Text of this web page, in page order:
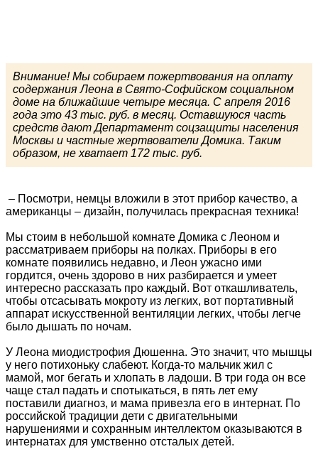
Внимание! Мы собираем пожертвования на оплату
содержания Леона в Свято-Софийском социальном
доме на ближайшие четыре месяца. С апреля 2016
года это 43 тыс. руб. в месяц. Оставшуюся часть
средств дают Департамент соцзащиты населения
Москвы и частные жертвователи Домика. Таким
образом, не хватает 172 тыс. руб.
– Посмотри, немцы вложили в этот прибор качество, а
американцы – дизайн, получилась прекрасная техника!
Мы стоим в небольшой комнате Домика с Леоном и
рассматриваем приборы на полках. Приборы в его
комнате появились недавно, и Леон ужасно ими
гордится, очень здорово в них разбирается и умеет
интересно рассказать про каждый. Вот откашливатель,
чтобы отсасывать мокроту из легких, вот портативный
аппарат искусственной вентиляции легких, чтобы легче
было дышать по ночам.
У Леона миодистрофия Дюшенна. Это значит, что мышцы
у него потихоньку слабеют. Когда-то мальчик жил с
мамой, мог бегать и хлопать в ладоши. В три года он все
чаще стал падать и спотыкаться, в пять лет ему
поставили диагноз, и мама привезла его в интернат. По
российской традиции дети с двигательными
нарушениями и сохранным интеллектом оказываются в
интернатах для умственно отсталых детей.